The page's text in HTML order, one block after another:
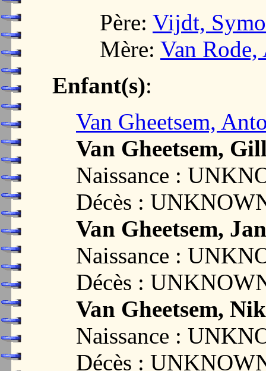
Père: Vijdt,
Mère: Van Rode,
Enfant(s):
Van Gheetsem,
Van Gheetsem,
Naissance :
Décès :
Van Gheetsem, Jan
Naissance :
Décès :
Van Gheetsem,
Naissance :
Décès :